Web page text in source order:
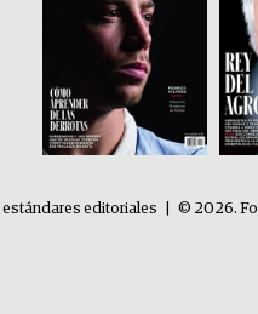
estándares editoriales © 2026.